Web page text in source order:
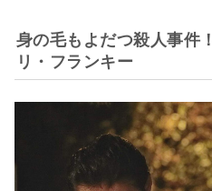
身の毛もよだつ殺人事件
リ・フランキー